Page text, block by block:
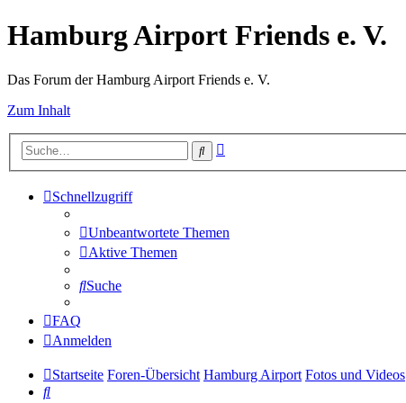
Hamburg Airport Friends e. V.
Das Forum der Hamburg Airport Friends e. V.
Zum Inhalt
Suche
Schnellzugriff
Unbeantwortete Themen
Aktive Themen
Suche
FAQ
Anmelden
Startseite Foren-Übersicht Hamburg Airport Fotos und Videos
Suche